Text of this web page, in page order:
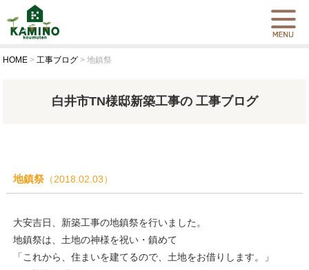
HOME >工事ブログ >地鎮祭
白井市TN様邸新築工事の 工事ブログ
地鎮祭（2018.02.03）
大安吉日、新築工事の地鎮祭を行いました。
地鎮祭は、土地の神様を祝い・鎮めて
「これから、住まいを建てるので、土地をお借りします。」